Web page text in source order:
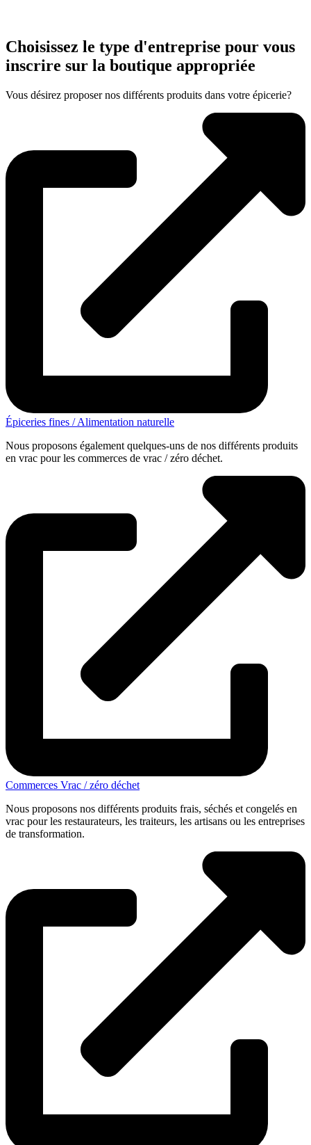
Choisissez le type d'entreprise pour vous
inscrire sur la boutique appropriée
Vous désirez proposer nos différents produits dans votre épicerie?
Épiceries fines / Alimentation naturelle
Nous proposons également quelques-uns de nos différents produits
en vrac pour les commerces de vrac / zéro déchet.
Commerces Vrac / zéro déchet
Nous proposons nos différents produits frais, séchés et congelés en
vrac pour les restaurateurs, les traiteurs, les artisans ou les entreprises
de transformation.